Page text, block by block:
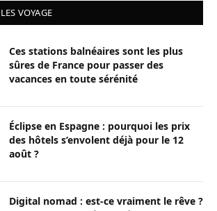
VOYAGE
Ces stations balnéaires sont les plus
sûres de France pour passer des
vacances en toute sérénité
Éclipse en Espagne : pourquoi les prix
des hôtels s’envolent déjà pour le 12
août ?
Digital nomad : est-ce vraiment le rêve ?